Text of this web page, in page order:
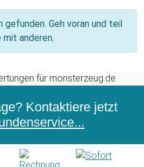
gefunden. Geh voran und teil
mit anderen.
Kontaktiere jetzt